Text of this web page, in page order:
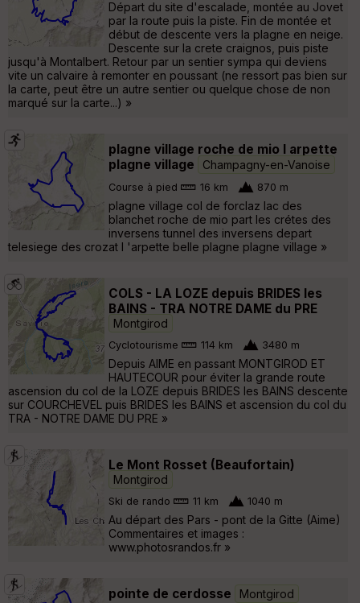
Départ du site d'escalade, montée au Jovet
par la route puis la piste. Fin de montée et
début de descente vers la plagne en neige.
Descente sur la crete craignos, puis piste
jusqu'à Montalbert. Retour par un sentier sympa qui deviens
vite un calvaire à remonter en poussant (ne ressort pas bien sur
la carte, peut être un autre sentier ou quelque chose de non
marqué sur la carte...) »
plagne village roche de mio l arpette
plagne village
Champagny-en-Vanoise
Course à pied 16 km 870 m
plagne village col de forclaz lac des
blanchet roche de mio part les crétes des
inversens tunnel des inversens depart
telesiege des crozat l 'arpette belle plagne plagne village »
COLS - LA LOZE depuis BRIDES les
BAINS - TRA NOTRE DAME du PRE
Montgirod
Cyclotourisme 114 km 3480 m
Depuis AIME en passant MONTGIROD ET
HAUTECOUR pour éviter la grande route
ascension du col de la LOZE depuis BRIDES les BAINS descente
sur COURCHEVEL puis BRIDES les BAINS et ascension du col du
TRA - NOTRE DAME DU PRE »
Le Mont Rosset (Beaufortain)
Montgirod
Ski de rando 11 km 1040 m
Au départ des Pars - pont de la Gitte (Aime)
Commentaires et images :
www.photosrandos.fr »
pointe de cerdosse Montgirod